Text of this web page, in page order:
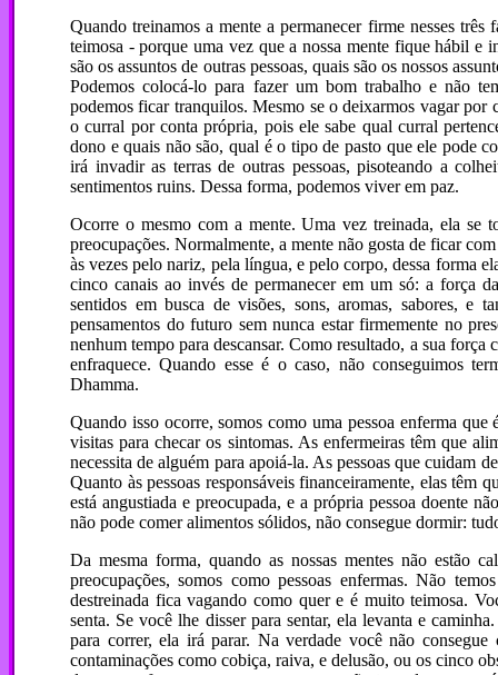
Quando treinamos a mente a permanecer firme nesses três
teimosa - porque uma vez que a nossa mente fique hábil e
são os assuntos de outras pessoas, quais são os nossos
Podemos colocá-lo para fazer um bom trabalho e não
podemos ficar tranquilos. Mesmo se o deixarmos vagar por
o curral por conta própria, pois ele sabe qual curral
dono e quais não são, qual é o tipo de pasto que ele pode
irá invadir as terras de outras pessoas, pisoteando a
sentimentos ruins. Dessa forma, podemos viver em paz.
Ocorre o mesmo com a mente. Uma vez treinada, ela se
preocupações. Normalmente, a mente não gosta de ficar
às vezes pelo nariz, pela língua, e pelo corpo, dessa forma
cinco canais ao invés de permanecer em um só: a força
sentidos em busca de visões, sons, aromas, sabores, e
pensamentos do futuro sem nunca estar firmemente no
nenhum tempo para descansar. Como resultado, a sua
enfraquece. Quando esse é o caso, não conseguimos
Dhamma.
Quando isso ocorre, somos como uma pessoa enferma
visitas para checar os sintomas. As enfermeiras têm que
necessita de alguém para apoiá-la. As pessoas que cuidam
Quanto às pessoas responsáveis financeiramente, elas têm
está angustiada e preocupada, e a própria pessoa doente
não pode comer alimentos sólidos, não consegue dormir:
Da mesma forma, quando as nossas mentes não estão
preocupações, somos como pessoas enfermas. Não
destreinada fica vagando como quer e é muito teimosa.
senta. Se você lhe disser para sentar, ela levanta e
para correr, ela irá parar. Na verdade você não
contaminações como cobiça, raiva, e delusão, ou os cinco